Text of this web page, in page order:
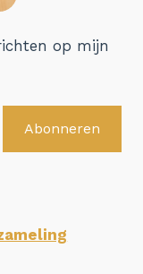
op mijn
Abonneren